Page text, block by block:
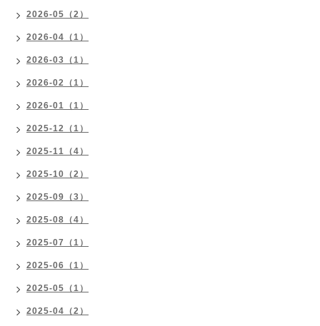
2026-05（2）
2026-04（1）
2026-03（1）
2026-02（1）
2026-01（1）
2025-12（1）
2025-11（4）
2025-10（2）
2025-09（3）
2025-08（4）
2025-07（1）
2025-06（1）
2025-05（1）
2025-04（2）